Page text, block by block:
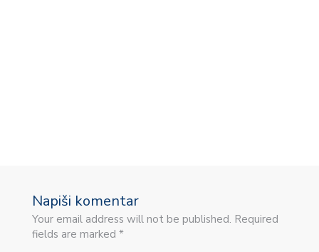
Napiši komentar
Your email address will not be published. Required
fields are marked *